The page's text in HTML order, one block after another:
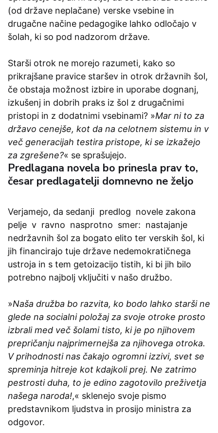
(od države neplačane) verske vsebine in
drugačne načine pedagogike lahko odločajo v
šolah, ki so pod nadzorom države.
Starši otrok ne morejo razumeti, kako so
prikrajšane pravice staršev in otrok državnih šol,
če obstaja možnost izbire in uporabe dognanj,
izkušenj in dobrih praks iz šol z drugačnimi
pristopi in z dodatnimi vsebinami? »Mar ni to za
državo cenejše, kot da na celotnem sistemu in v
več generacijah testira pristope, ki se izkažejo
za zgrešene?« se sprašujejo.
Predlagana novela bo prinesla prav to,
česar predlagatelji domnevno ne željo
Verjamejo, da sedanji predlog novele zakona
pelje v ravno nasprotno smer: nastajanje
nedržavnih šol za bogato elito ter verskih šol, ki
jih financirajo tuje države nedemokratičnega
ustroja in s tem getoizacijo tistih, ki bi jih bilo
potrebno najbolj vključiti v našo družbo.
»Naša družba bo razvita, ko bodo lahko starši ne
glede na socialni položaj za svoje otroke prosto
izbrali med več šolami tisto, ki je po njihovem
prepričanju najprimernejša za njihovega otroka.
V prihodnosti nas čakajo ogromni izzivi, svet se
spreminja hitreje kot kdajkoli prej. Ne zatrimo
pestrosti duha, to je edino zagotovilo preživetja
našega naroda!,« sklenejo svoje pismo
predstavnikom ljudstva in prosijo ministra za
odgovor.